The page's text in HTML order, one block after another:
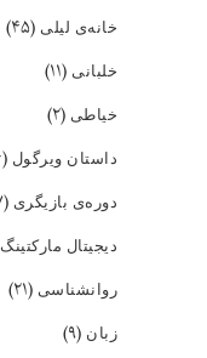
خانه‌ی لیلی (۴۵)
خلبانی (۱۱)
خیاطی (۲)
داستان ویرگول (۶)
دوره‌ی بازیگری (۲۷)
دیجیتال مارکتینگ
روانشناسی (۲۱)
زبان (۹)